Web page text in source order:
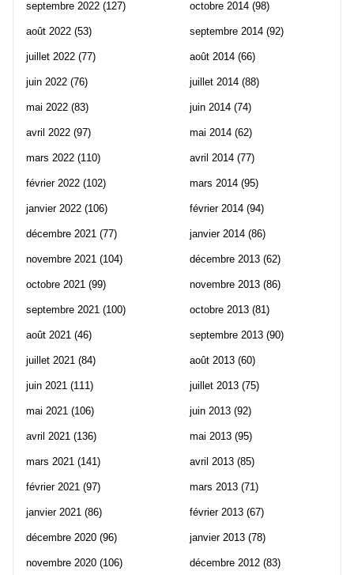
septembre 2022 (127)
août 2022 (53)
juillet 2022 (77)
juin 2022 (76)
mai 2022 (83)
avril 2022 (97)
mars 2022 (110)
février 2022 (102)
janvier 2022 (106)
décembre 2021 (77)
novembre 2021 (104)
octobre 2021 (99)
septembre 2021 (100)
août 2021 (46)
juillet 2021 (84)
juin 2021 (111)
mai 2021 (106)
avril 2021 (136)
mars 2021 (141)
février 2021 (97)
janvier 2021 (86)
décembre 2020 (96)
novembre 2020 (106)
octobre 2014 (98)
septembre 2014 (92)
août 2014 (66)
juillet 2014 (88)
juin 2014 (74)
mai 2014 (62)
avril 2014 (77)
mars 2014 (95)
février 2014 (94)
janvier 2014 (86)
décembre 2013 (62)
novembre 2013 (86)
octobre 2013 (81)
septembre 2013 (90)
août 2013 (60)
juillet 2013 (75)
juin 2013 (92)
mai 2013 (95)
avril 2013 (85)
mars 2013 (71)
février 2013 (67)
janvier 2013 (78)
décembre 2012 (83)